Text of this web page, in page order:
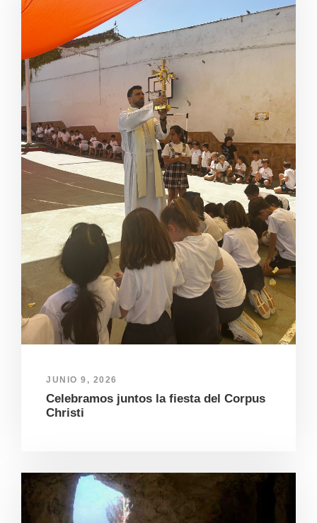
JUNIO 9, 2026
Celebramos juntos la fiesta del Corpus
Christi